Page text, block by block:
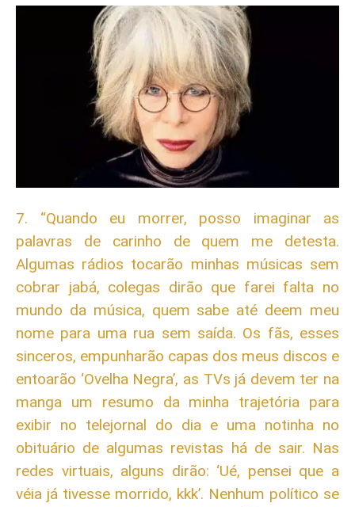
7. “Quando eu morrer, posso imaginar as
palavras de carinho de quem me detesta.
Algumas rádios tocarão minhas músicas sem
cobrar jabá, colegas dirão que farei falta no
mundo da música, quem sabe até deem meu
nome para uma rua sem saída. Os fãs, esses
sinceros, empunharão capas dos meus discos e
entoarão ‘Ovelha Negra’, as TVs já devem ter na
manga um resumo da minha trajetória para
exibir no telejornal do dia e uma notinha no
obituário de algumas revistas há de sair. Nas
redes virtuais, alguns dirão: ‘Ué, pensei que a
véia já tivesse morrido, kkk’. Nenhum político se